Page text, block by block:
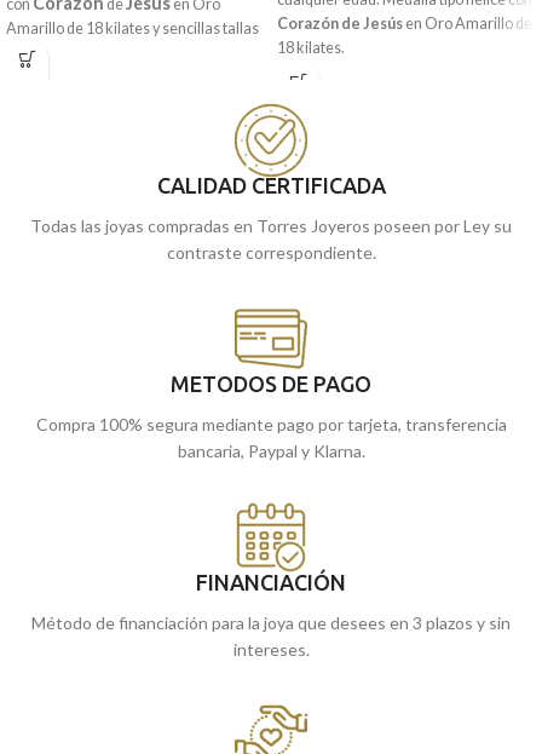
con
de en Oro
Amarillo de 18 kilates y sencillas tallas
laterales.
Corazón de Jesús en Oro Amarillo de
18 kilates.
Encuéntrala
de
llevamos a casa.
CALIDAD CERTIFICADA
Todas las joyas compradas en Torres Joyeros poseen por Ley su
contraste correspondiente.
METODOS DE PAGO
Compra 100% segura mediante pago por tarjeta, transferencia
bancaria, Paypal y Klarna.
FINANCIACIÓN
Método de financiación para la joya que desees en 3 plazos y sin
intereses.